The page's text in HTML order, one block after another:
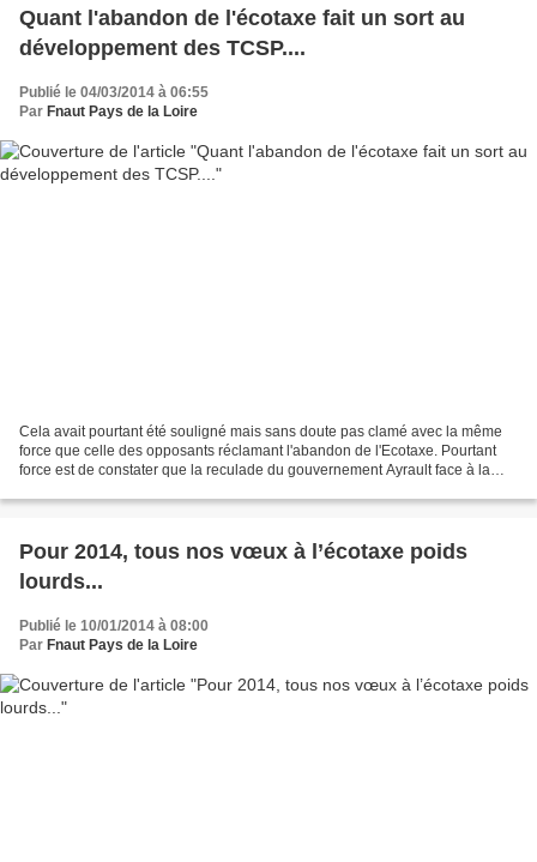
Quant l'abandon de l'écotaxe fait un sort au
développement des TCSP....
Publié le 04/03/2014 à 06:55
Par Fnaut Pays de la Loire
Cela avait pourtant été souligné mais sans doute pas clamé avec la même
force que celle des opposants réclamant l'abandon de l'Ecotaxe. Pourtant
force est de constater que la reculade du gouvernement Ayrault face à la
Pour 2014, tous nos vœux à l’écotaxe poids
lourds...
Publié le 10/01/2014 à 08:00
Par Fnaut Pays de la Loire